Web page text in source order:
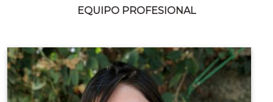
EQUIPO PROFESIONAL